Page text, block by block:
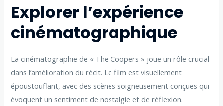
Explorer l’expérience
cinématographique
La cinématographie de « The Coopers » joue un rôle crucial
dans l’amélioration du récit. Le film est visuellement
époustouflant, avec des scènes soigneusement conçues qui
évoquent un sentiment de nostalgie et de réflexion.